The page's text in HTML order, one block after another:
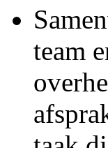
team